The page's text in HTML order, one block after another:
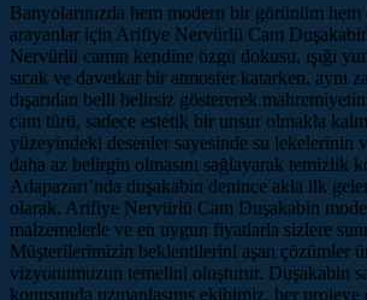
Banyolarınızda hem modern bir görünüm
arayanlar için Arifiye Nervürlü Cam
Nervürlü camın kendine özgü dokusu, ışığı
sıcak ve davetkar bir atmosfer katarken, aynı
dışarıdan belli belirsiz göstererek
cam türü, sadece estetik bir unsur olmakla
yüzeyindeki desenler sayesinde su lekelerinin
daha az belirgin olmasını sağlayarak temizlik
Adapazarı’nda duşakabin denince akla ilk
olarak, Arifiye Nervürlü Cam Duşakabin
malzemelerle ve en uygun fiyatlarla sizlere
Müşterilerimizin beklentilerini aşan çözümler
vizyonumuzun temelini oluşturur. Duşakabin
konusunda uzmanlaşmış ekibimiz, her projeye